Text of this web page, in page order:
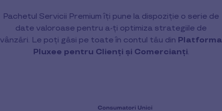
Pachetul Servicii Premium îți pune la dispoziție o serie de
date valoroase pentru a-ți optimiza strategiile de
vânzări. Le poți găsi pe toate în contul tău din Platforma
Pluxee pentru Clienți și Comercianți.